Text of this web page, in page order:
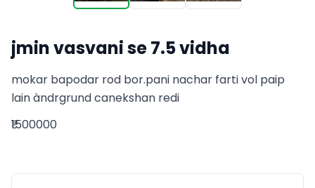
jmin vasvani se 7.5 vidha
mokar bapodar rod bor.pani nachar farti vol paip
lain àndrgrund canekshan redi
₹1500000